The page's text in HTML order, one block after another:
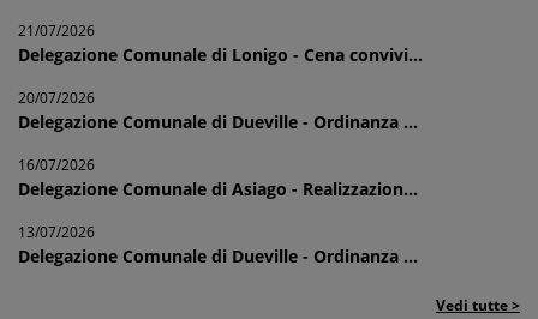
21/07/2026
Delegazione Comunale di Lonigo - Cena convivi...
20/07/2026
Delegazione Comunale di Dueville - Ordinanza ...
16/07/2026
Delegazione Comunale di Asiago - Realizzazion...
13/07/2026
Delegazione Comunale di Dueville - Ordinanza ...
Vedi tutte >